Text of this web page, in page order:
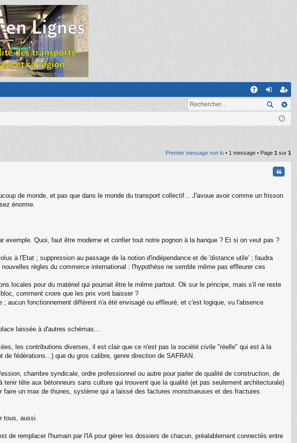
on ns
cri
Premier message non lu • 1 message • Page 1 sur 1
de monde, et pas que dans le monde du transport collectif... J'avoue avoir comme un frisson
énorme.
Quoi, faut être moderne et confier tout notre pognon à la banque ? Et si on veut pas ?
à l'Etat ; suppression au passage de la notion d'indépendance et de 'distance utile' ; faudra
règles du commerce international : l'hypothèse ne semble même pas effleurer ces
locales pour du matériel qui pourrait être le même partout. Ok sur le principe, mais s'il ne reste
comment croire que les prix vont baisser ?
aucun fonctionnement différent n'a été envisagé ou effleuré, et c'est logique, vu l'absence
laissée à d'autres schémas...
les contributions diverses, il est clair que ce n'est pas la société civile "réelle" qui est à la
fédérations...) que du gros calibre, genre direction de SAFRAN.
chambre syndicale, ordre professionnel ou autre pour parler de qualité de construction, de
tête aux bétonneurs sans culture qui trouvent que la qualité (et pas seulement architecturale)
un max de thunes, système qui a laissé des factures monstrueuses et des fractures
tous, aussi.
remplacer l'humain par l'IA pour gérer les dossiers de chacun, préalablement connectés entre